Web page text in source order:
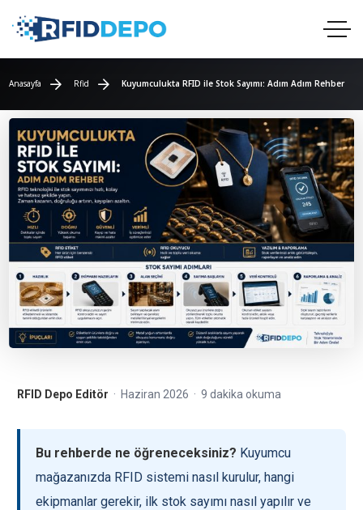
Kuyumculukta RFID Ile Stok Sayımı:
Adım Adım Rehber
Anasayfa Rfid Kuyumculukta RFID ile Stok Sayımı: Adım Adım Rehber
RFID Depo Editör · Haziran 2026 · 9 dakika okuma
Bu rehberde ne öğreneceksiniz? Kuyumcu
mağazanızda RFID sistemi nasıl kurulur, hangi
ekipmanlar gerekir, ilk stok sayımı nasıl yapılır ve